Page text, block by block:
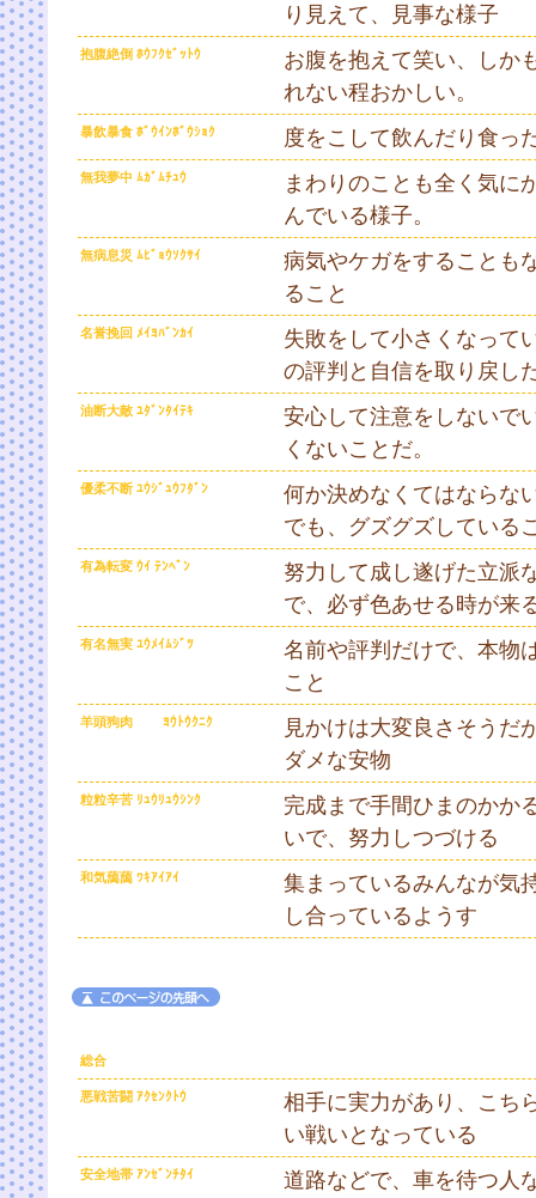
り見えて、見事な様子
抱腹絶倒 ﾎｳﾌｸｾﾞｯﾄｳ
お腹を抱えて笑い、しか
れない程おかしい。
暴飲暴食 ﾎﾞｳｲﾝﾎﾞｳｼｮｸ 度をこして飲んだり食っ
無我夢中 ﾑｶﾞﾑﾁｭｳ
まわりのことも全く気に
んでいる様子。
無病息災 ﾑﾋﾞｮｳｿｸｻｲ
病気やケガをすることも
ること
名誉挽回 ﾒｲﾖﾊﾞﾝｶｲ
失敗をして小さくなって
の評判と自信を取り戻し
油断大敵 ﾕﾀﾞﾝﾀｲﾃｷ
安心して注意をしないで
くないことだ。
優柔不断 ﾕｳｼﾞｭｳﾌﾀﾞﾝ
何か決めなくてはならな
でも、グズグズしている
有為転変 ｳｲ ﾃﾝﾍﾟﾝ
努力して成し遂げた立派
で、必ず色あせる時が来
有名無実 ﾕｳﾒｲﾑｼﾞﾂ
名前や評判だけで、本物
こと
羊頭狗肉 ﾖｳﾄｳｸﾆｸ
見かけは大変良さそうだ
ダメな安物
粒粒辛苦 ﾘｭｳﾘｭｳｼﾝｸ
完成まで手間ひまのかか
いで、努力しつづける
和気藹藹 ﾜｷｱｲｱｲ
集まっているみんなが気
し合っているようす
総合
悪戦苦闘 ｱｸｾﾝｸﾄｳ
相手に実力があり、こち
い戦いとなっている
安全地帯 ｱﾝｾﾞﾝﾁﾀｲ
道路などで、車を待つ人